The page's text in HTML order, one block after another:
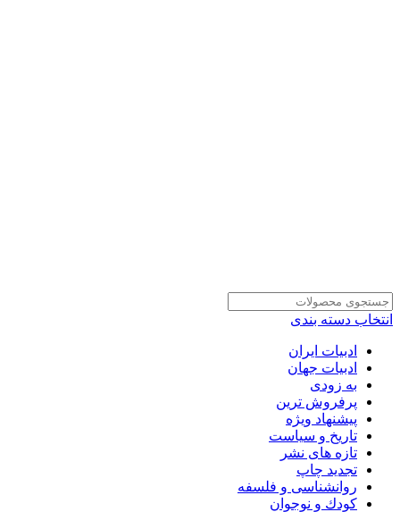
انتخاب دسته بندی
ادبیات ایران
ادبیات جهان
به زودی
پرفروش ترین
پیشنهاد ویژه
تاریخ و سیاست
تازه های نشر
تجدید چاپ
روانشناسی و فلسفه
کودك و نوجوان